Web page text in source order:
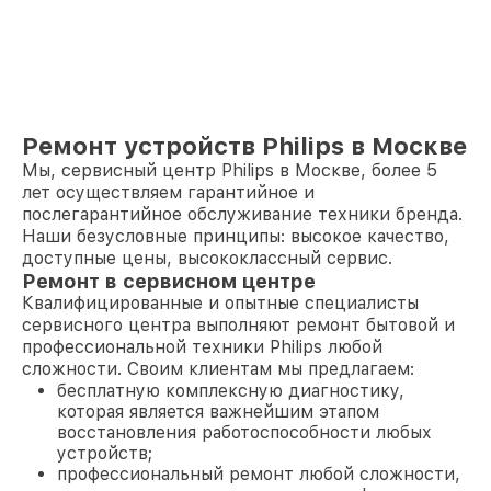
Ремонт устройств Philips в Москве
Мы, сервисный центр Philips в Москве, более 5
лет осуществляем гарантийное и
послегарантийное обслуживание техники бренда.
Наши безусловные принципы: высокое качество,
доступные цены, высококлассный сервис.
Ремонт в сервисном центре
Квалифицированные и опытные специалисты
сервисного центра выполняют ремонт бытовой и
профессиональной техники Philips любой
сложности. Своим клиентам мы предлагаем:
бесплатную комплексную диагностику,
которая является важнейшим этапом
восстановления работоспособности любых
устройств;
профессиональный ремонт любой сложности,